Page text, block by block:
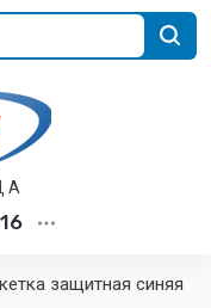
А
защитная синяя